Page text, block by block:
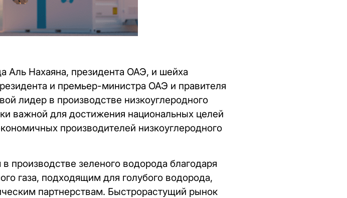
Аль Нахаяна, президента ОАЭ, и шейха
и премьер-министра ОАЭ и правителя
лидер в производстве низкоуглеродного
важной для достижения национальных целей
производителей низкоуглеродного
зеленого водорода благодаря
газа, подходящим для голубого водорода,
партнерствам. Быстрорастущий рынок